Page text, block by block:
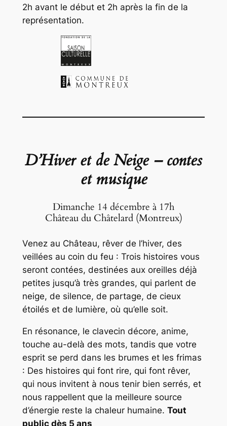
2h avant le début et 2h après la fin de la
représentation.
D’Hiver et de Neige – contes
et musique
Dimanche 14 décembre à 17h
Château du Châtelard (Montreux)
Venez au Château, rêver de l’hiver, des
veillées au coin du feu : Trois histoires vous
seront contées, destinées aux oreilles déjà
petites jusqu’à très grandes, qui parlent de
neige, de silence, de partage, de cieux
étoilés et de lumière, où qu’elle soit.
En résonance, le clavecin décore, anime,
touche au-delà des mots, tandis que votre
esprit se perd dans les brumes et les frimas
: Des histoires qui font rire, qui font rêver,
qui nous invitent à nous tenir bien serrés, et
nous rappellent que la meilleure source
d’énergie reste la chaleur humaine. Tout
public dès 5 ans